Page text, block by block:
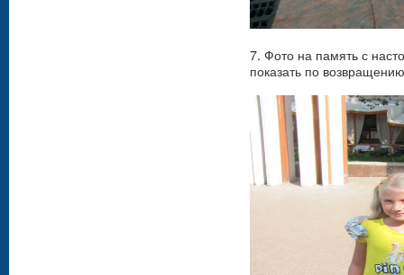
7. Фото на память с
показать по